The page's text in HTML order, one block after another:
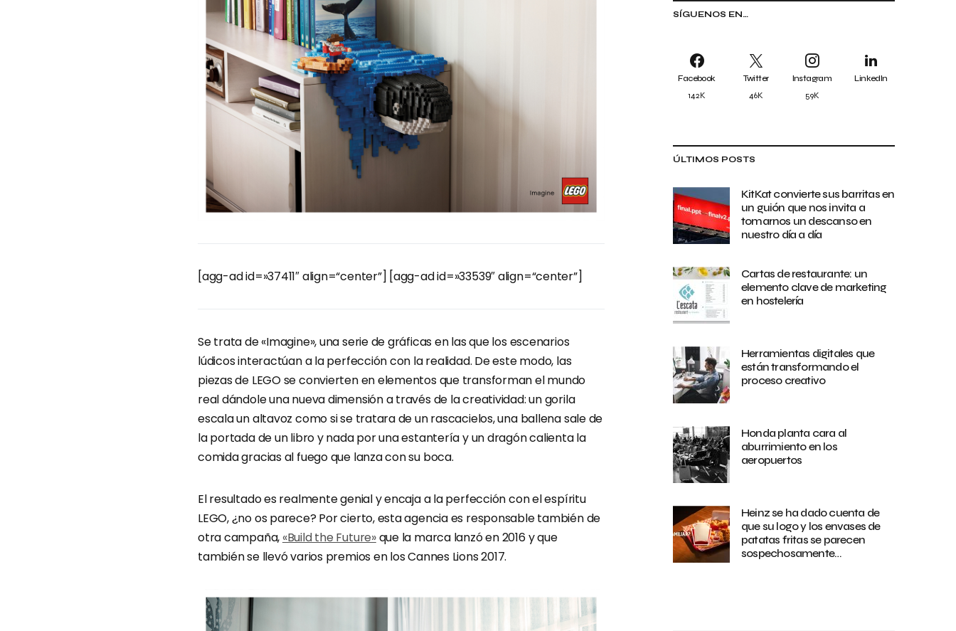
SÍGUENOS EN…
Facebook
142K
Twitter
46K
Instagram
59K
LinkedIn
ÚLTIMOS POSTS
KitKat convierte sus barritas en
un guión que nos invita a
tomarnos un descanso en
nuestro día a día
Cartas de restaurante: un
elemento clave de marketing
en hostelería
Herramientas digitales que
están transformando el
proceso creativo
Honda planta cara al
aburrimiento en los
aeropuertos
Heinz se ha dado cuenta de
que su logo y los envases de
patatas fritas se parecen
sospechosamente…
[agg-ad id=»37411″ align=“center”] [agg-ad id=»33539″ align=“center”]
Se trata de «Imagine», una serie de gráficas en las que los escenarios
lúdicos interactúan a la perfección con la realidad. De este modo, las
piezas de LEGO se convierten en elementos que transforman el mundo
real dándole una nueva dimensión a través de la creatividad: un gorila
escala un altavoz como si se tratara de un rascacielos, una ballena sale de
la portada de un libro y nada por una estantería y un dragón calienta la
comida gracias al fuego que lanza con su boca.
El resultado es realmente genial y encaja a la perfección con el espíritu
LEGO, ¿no os parece? Por cierto, esta agencia es responsable también de
otra campaña, «Build the Future»que la marca lanzó en 2016 y que
también se llevó varios premios en los Cannes Lions 2017.